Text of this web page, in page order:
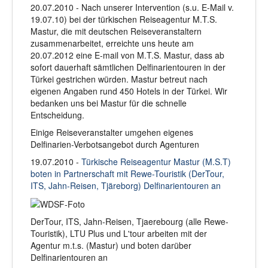
20.07.2010 - Nach unserer Intervention (s.u. E-Mail v.
19.07.10) bei der türkischen Reiseagentur M.T.S.
Mastur, die mit deutschen Reiseveranstaltern
zusammenarbeitet, erreichte uns heute am
20.07.2012 eine E-mail von M.T.S. Mastur, dass ab
sofort dauerhaft sämtlichen Delfinarientouren in der
Türkei gestrichen würden. Mastur betreut nach
eigenen Angaben rund 450 Hotels in der Türkei. Wir
bedanken uns bei Mastur für die schnelle
Entscheidung.
Einige Reiseveranstalter umgehen eigenes
Delfinarien-Verbotsangebot durch Agenturen
19.07.2010 - Türkische Reiseagentur Mastur (M.S.T)
boten in Partnerschaft mit Rewe-Touristik (DerTour,
ITS, Jahn-Reisen, Tjäreborg) Delfinarientouren an
DerTour, ITS, Jahn-Reisen, Tjaerebourg (alle Rewe-
Touristik), LTU Plus und L'tour arbeiten mit der
Agentur m.t.s. (Mastur) und boten darüber
Delfinarientouren an